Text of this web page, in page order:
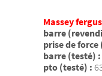
Massey
barre
prise de
barre (testé) :
pto (testé) :